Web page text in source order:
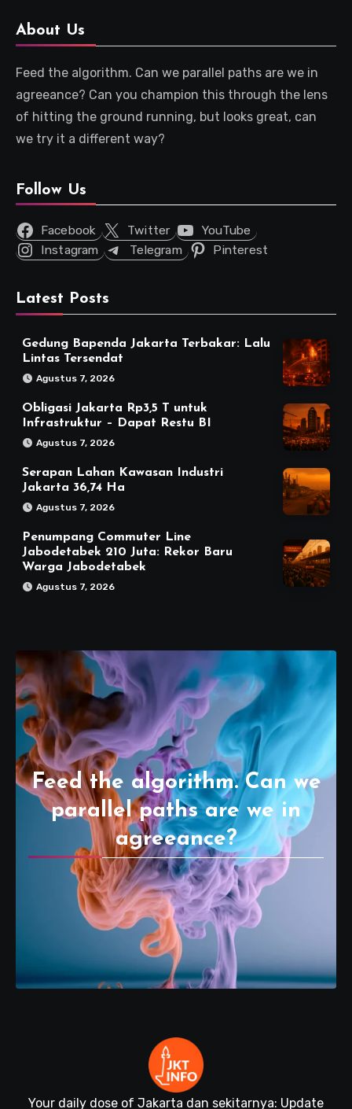
About Us
Feed the algorithm. Can we parallel paths are we in
agreeance? Can you champion this through the lens
of hitting the ground running, but looks great, can
we try it a different way?
Follow Us
Facebook Twitter
YouTube
Instagram
Telegram Pinterest
Latest Posts
Gedung Bapenda Jakarta Terbakar: Lalu
Lintas Tersendat
Agustus 7, 2026
Obligasi Jakarta Rp3,5 T untuk
Infrastruktur – Dapat Restu BI
Agustus 7, 2026
Serapan Lahan Kawasan Industri
Jakarta 36,74 Ha
Agustus 7, 2026
Penumpang Commuter Line
Jabodetabek 210 Juta: Rekor Baru
Warga Jabodetabek
Agustus 7, 2026
Feed the algorithm. Can we
parallel paths are we in
agreeance?
Your daily dose of Jakarta dan sekitarnya: Update